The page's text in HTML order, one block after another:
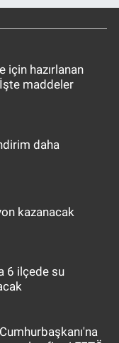
için hazırlanan
maddeler
daha
kazanacak
6 ilçede su